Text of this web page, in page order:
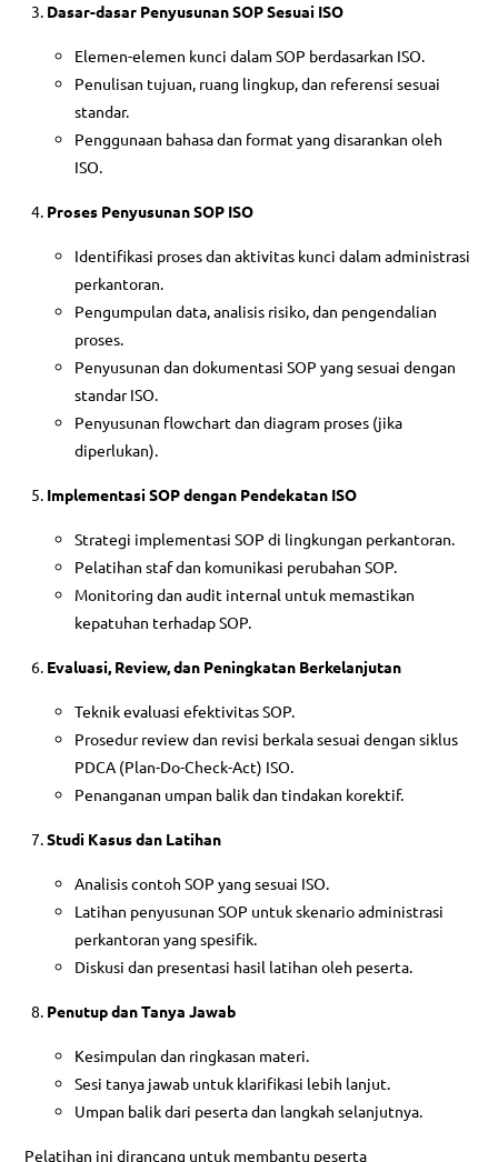
Dasar-dasar Penyusunan SOP Sesuai ISO
Elemen-elemen kunci dalam SOP berdasarkan ISO.
Penulisan tujuan, ruang lingkup, dan referensi sesuai
standar.
Penggunaan bahasa dan format yang disarankan oleh
ISO.
Proses Penyusunan SOP ISO
Identifikasi proses dan aktivitas kunci dalam administrasi
perkantoran.
Pengumpulan data, analisis risiko, dan pengendalian
proses.
Penyusunan dan dokumentasi SOP yang sesuai dengan
standar ISO.
Penyusunan flowchart dan diagram proses (jika
diperlukan).
Implementasi SOP dengan Pendekatan ISO
Strategi implementasi SOP di lingkungan perkantoran.
Pelatihan staf dan komunikasi perubahan SOP.
Monitoring dan audit internal untuk memastikan
kepatuhan terhadap SOP.
Evaluasi, Review, dan Peningkatan Berkelanjutan
Teknik evaluasi efektivitas SOP.
Prosedur review dan revisi berkala sesuai dengan siklus
PDCA (Plan-Do-Check-Act) ISO.
Penanganan umpan balik dan tindakan korektif.
Studi Kasus dan Latihan
Analisis contoh SOP yang sesuai ISO.
Latihan penyusunan SOP untuk skenario administrasi
perkantoran yang spesifik.
Diskusi dan presentasi hasil latihan oleh peserta.
Penutup dan Tanya Jawab
Kesimpulan dan ringkasan materi.
Sesi tanya jawab untuk klarifikasi lebih lanjut.
Umpan balik dari peserta dan langkah selanjutnya.
Pelatihan ini dirancang untuk membantu peserta